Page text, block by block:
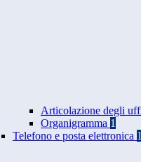
Articolazione degli
Organigramma 1
Telefono e posta elettronica 1